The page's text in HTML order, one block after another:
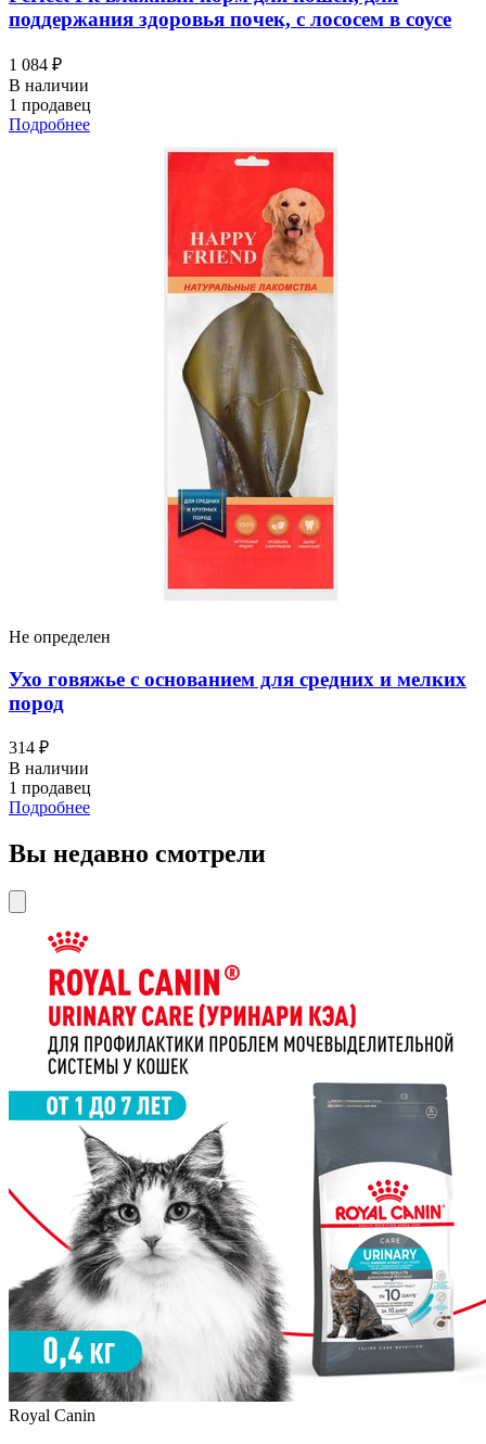
поддержания здоровья почек, с лососем в соусе
1 084 ₽
В наличии
1 продавец
Подробнее
Не определен
Ухо говяжье с основанием для средних и мелких
пород
314 ₽
В наличии
1 продавец
Подробнее
Вы недавно смотрели
Royal Canin